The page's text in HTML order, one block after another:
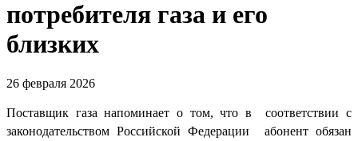
потребителя газа и его
близких
26 февраля 2026
Поставщик газа напоминает о том, что в соответствии с
законодательством Российской Федерации абонент обязан